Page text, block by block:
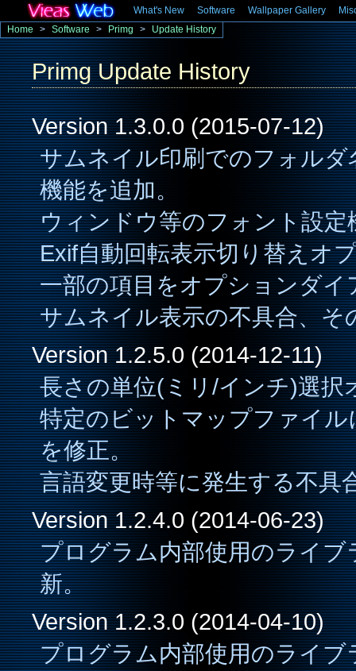
What's New Software Wallpaper Gallery
Primg Update History
Version 1.3.0.0 (2015-07-12)
サムネイル印刷でのフォル
機能を追加。
ウィンドウ等のフォント設定
Exif自動回転表示切り替えオ
一部の項目をオプションダイ
サムネイル表示の不具合、そ
Version 1.2.5.0 (2014-12-11)
長さの単位(ミリ/インチ)選択
特定のビットマップファイ
を修正。
言語変更時等に発生する不具
Version 1.2.4.0 (2014-06-23)
プログラム内部使用のライブ
新。
Version 1.2.3.0 (2014-04-10)
プログラム内部使用のライブ
Home > Software > Primg > Update History